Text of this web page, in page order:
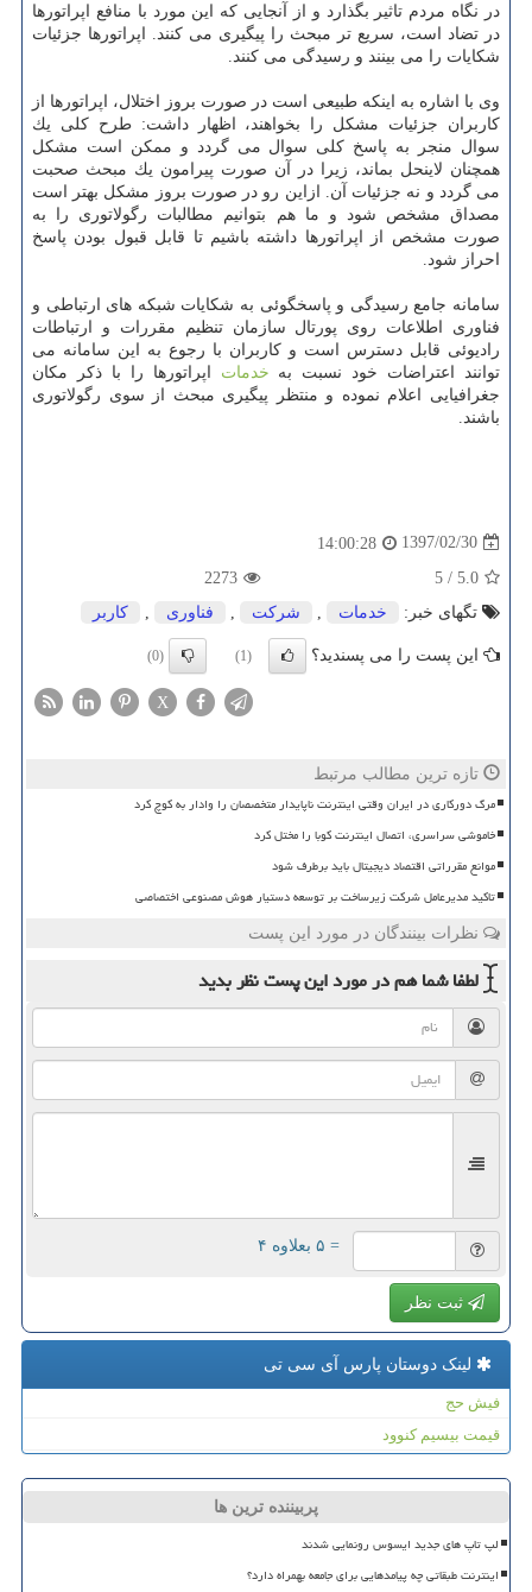
در نگاه مردم تاثیر بگذارد و از آنجایی كه این مورد با منافع اپراتورها
در تضاد است، سریع تر مبحث را پیگیری می كنند. اپراتورها جزئیات
شكایات را می بینند و رسیدگی می كنند.
وی با اشاره به اینكه طبیعی است در صورت بروز اختلال، اپراتورها از
كاربران جزئیات مشكل را بخواهند، اظهار داشت: طرح كلی یك
سوال منجر به پاسخ كلی سوال می گردد و ممكن است مشكل
همچنان لاینحل بماند، زیرا در آن صورت پیرامون یك مبحث صحبت
می گردد و نه جزئیات آن. ازاین رو در صورت بروز مشكل بهتر است
مصداق مشخص شود و ما هم بتوانیم مطالبات رگولاتوری را به
صورت مشخص از اپراتورها داشته باشیم تا قابل قبول بودن پاسخ
احراز شود.
سامانه جامع رسیدگی و پاسخگوئی به شكایات شبكه های ارتباطی و
فناوری اطلاعات روی پورتال سازمان تنظیم مقررات و ارتباطات
رادیوئی قابل دسترس است و كاربران با رجوع به این سامانه می
توانند اعتراضات خود نسبت به خدمات اپراتورها را با ذكر مكان
جغرافیایی اعلام نموده و منتظر پیگیری مبحث از سوی رگولاتوری
باشند.
1397/02/30
14:00:28
5.0
/
5
2273
تگهای خبر:
خدمات شركت فناوری كاربر
این پست را می پسندید؟ (1)
(0)
X
تازه ترین مطالب مرتبط
مرگ دورکاری در ایران وقتی اینترنت ناپایدار متخصصان را وادار به کوچ کرد
خاموشی سراسری، اتصال اینترنت کوبا را مختل کرد
موانع مقرراتی اقتصاد دیجیتال باید برطرف شود
تاکید مدیرعامل شرکت زیرساخت بر توسعه دستیار هوش مصنوعی اختصاصی
نظرات بینندگان در مورد این پست
لطفا شما همدر مورد این پستنظر بدید
= ۵ بعلاوه ۴
ثبت نظر
لینک دوستان پارس آی سی تی
فیش حج
قیمت بیسیم کنوود
پربیننده ترین ها
لپ تاپ های جدید ایسوس رونمایی شدند
اینترنت طبقاتی چه پیامدهایی برای جامعه بهمراه دارد؟